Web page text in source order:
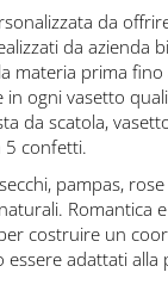
da
da azienda
materia prima fino
ogni vasetto
da scatola,
5 confetti.
pampas,
Romantica
costruire un
adattati alla